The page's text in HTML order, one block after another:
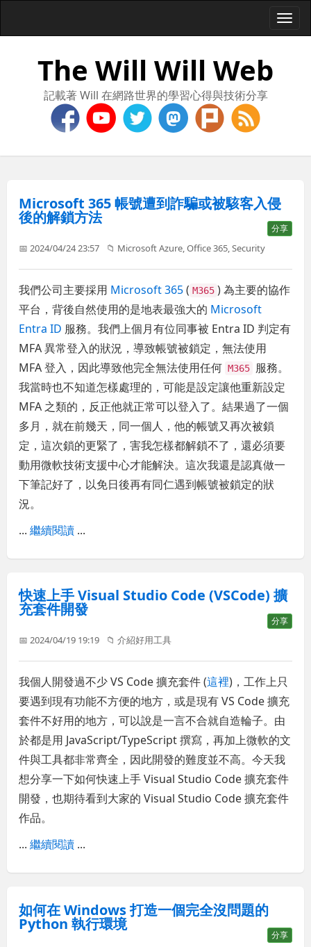
The Will Will Web
記載著 Will 在網路世界的學習心得與技術分享
Microsoft 365 帳號遭到詐騙或被駭客入侵
後的解鎖方法
分享
📅 2024/04/24 23:57 📁 Microsoft Azure ,Office 365 ,Security
我們公司主要採用 Microsoft 365( M365 ) 為主要的協作
平台，背後自然使用的是地表最強大的 Microsoft
Entra ID 服務。我們上個月有位同事被 Entra ID 判定有
MFA 異常登入的狀況，導致帳號被鎖定，無法使用
MFA 登入，因此導致他完全無法使用任何 M365 服務。
我當時也不知道怎樣處理的，可能是設定讓他重新設定
MFA 之類的，反正他就正常可以登入了。結果過了一個
多月，就在前幾天，同一個人，他的帳號又再次被鎖
定，這次鎖的更緊了，害我怎樣都解鎖不了，還必須要
動用微軟技術支援中心才能解決。這次我還是認真做一
下筆記好了，以免日後再有同仁遇到帳號被鎖定的狀
況。
...繼續閱讀 ...
快速上手 Visual Studio Code (VSCode) 擴
充套件開發
分享
📅 2024/04/19 19:19 📁介紹好用工具
我個人開發過不少 VS Code 擴充套件 (這裡)，工作上只
要遇到現有功能不方便的地方，或是現有 VS Code 擴充
套件不好用的地方，可以說是一言不合就自造輪子。由
於都是用 JavaScript/TypeScript 撰寫，再加上微軟的文
件與工具都非常齊全，因此開發的難度並不高。今天我
想分享一下如何快速上手 Visual Studio Code 擴充套件
開發，也期待看到大家的 Visual Studio Code 擴充套件
作品。
...繼續閱讀 ...
如何在 Windows 打造一個完全沒問題的
Python 執行環境
分享